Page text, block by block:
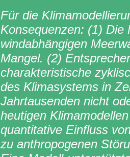
Für die
Konsequenzen: (1) Die
windabhängigen
Mangel. (2)
charakteristische
des Klimasystems in
Jahrtausenden nicht
heutigen
quantitative Einfluss
zu anthropogenen